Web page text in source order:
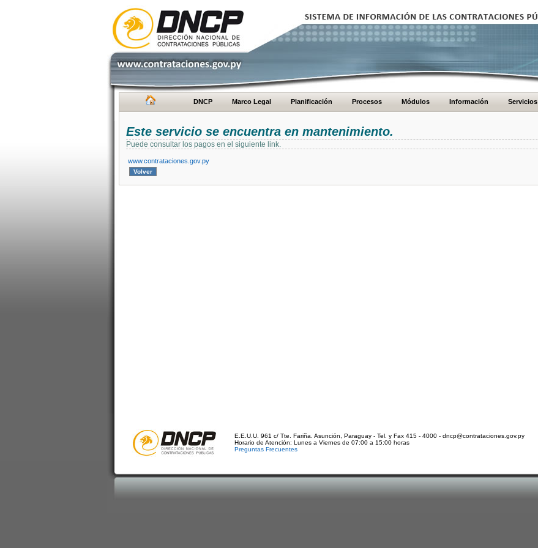
DNCP Marco Legal Planificación Procesos Módulos Información Servicios
Este servicio se encuentra en mantenimiento.
Puede consultar los pagos en el siguiente link.
www.contrataciones.gov.py
E.E.U.U. 961 c/ Tte. Fariña. Asunción, Paraguay - Tel. y Fax 415 - 4000 - dncp@contrataciones.gov.py
Horario de Atención: Lunes a Viernes de 07:00 a 15:00 horas
Preguntas Frecuentes